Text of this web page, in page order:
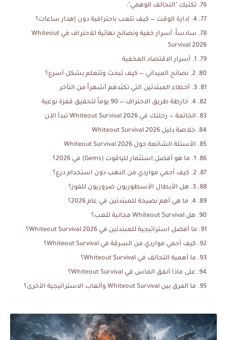
تكتيك "التحالف الوهمي":
4. إدارة الوقت — كيف تلعب باحترافية دون إهدار ساعات؟
سادساً: أسرار خفية ونصائح نهائية للاحتراف في Whiteout
Survival 2026
1. أسرار الاقتصاد المخفية
2. نصائح الميداني — كيف تبحث وتتعلم بشكل أسرع؟
3. أخطاء المبتدئين التي تكبّدهم أشهراً من التأخر
4. خارطة طريق الاحتراف — 90 يوماً لتحقيق قفزة نوعية
الخاتمة — رحلتك في Whiteout Survival 2026 تبدأ الآن
خلاصة دليل Whiteout Survival 2026
الأسئلة الشائعة حول Whiteout Survival 2026
1. ما هو أفضل استثمار للياقوت (Gems) في 2026؟
2. كيف أحمي مواردي من النهب دون استخدام درع؟
3. هل الأبطال الأسطوريون ضروريون للفوز؟
4. ما هي أهم نصيحة للمبتدئين في عام 2026؟
هل Whiteout Survival مجانية للعب؟
ما أفضل استراتيجية للمبتدئين في Whiteout Survival 2026؟
كيف أحمي مواردي من السرقة في Whiteout Survival؟
ما أهمية التحالف في Whiteout Survival؟
على ماذا أنفق الماس في Whiteout Survival؟
ما الفرق بين Whiteout Survival وألعاب الاستراتيجية الأخرى؟